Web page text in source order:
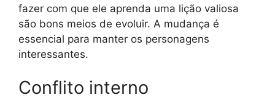
fazer com que ele aprenda uma lição valiosa
são bons meios de evoluir. A mudança é
essencial para manter os personagens
interessantes.
Conflito interno